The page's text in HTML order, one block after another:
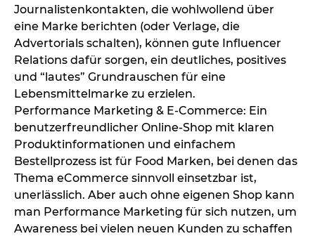
Journalistenkontakten, die wohlwollend über
eine Marke berichten (oder Verlage, die
Advertorials schalten), können gute Influencer
Relations dafür sorgen, ein deutliches, positives
und “lautes” Grundrauschen für eine
Lebensmittelmarke zu erzielen.
Performance Marketing & E-Commerce: Ein
benutzerfreundlicher Online-Shop mit klaren
Produktinformationen und einfachem
Bestellprozess ist für Food Marken, bei denen das
Thema eCommerce sinnvoll einsetzbar ist,
unerlässlich. Aber auch ohne eigenen Shop kann
man Performance Marketing für sich nutzen, um
Awareness bei vielen neuen Kunden zu schaffen